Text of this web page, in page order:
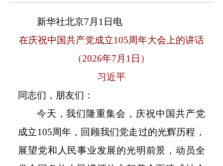
新华社北京7 月 1 日电
在庆祝中国共产党成立105周年大会上的讲话
（2026年7 月 1 日）
习近平
同志们，朋友们：
今天，我们隆重集会，庆祝中国共产党
成立105周年，回顾我们党走过的光辉历程，
展望党和人民事业发展的光明前景，动员全